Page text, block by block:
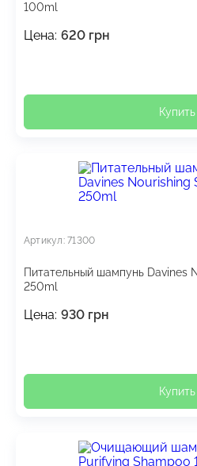
100ml
Цена: 620 грн
Купить
Артикул: 71300
Питательный шампунь Davines
250ml
Цена: 930 грн
Купить